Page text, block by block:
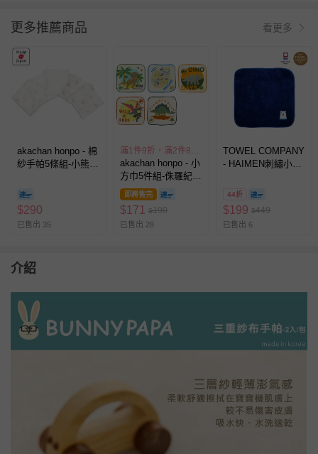
更多推薦商品 看更多
akachan honpo - 棉
紗手帕5條組-小熊-
$290
已售出 35
滿1件9折，滿2件85折
akachan honpo - 小
方巾5件組-侏羅紀世
界 (15×15cm)
即將售完
$171 $190
已售出 28
TOWEL COMPANY
- HAIMEN刺繡小毛
parade(日本今治)-北
極熊(Polar brar)
44折
$199 $449
已售出 6
介紹